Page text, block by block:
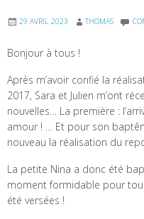
29 AVRIL 2023 THOMAS
Bonjour à tous !
Après m’avoir confié la
2017, Sara et Julien m’ont
nouvelles… La première :
amour ! … Et pour son
nouveau la réalisation du
La petite Nina a donc été
moment formidable pour
été versées !